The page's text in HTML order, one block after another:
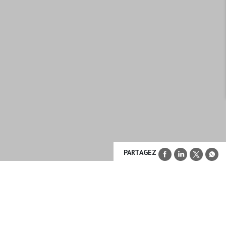
PARTAGEZ